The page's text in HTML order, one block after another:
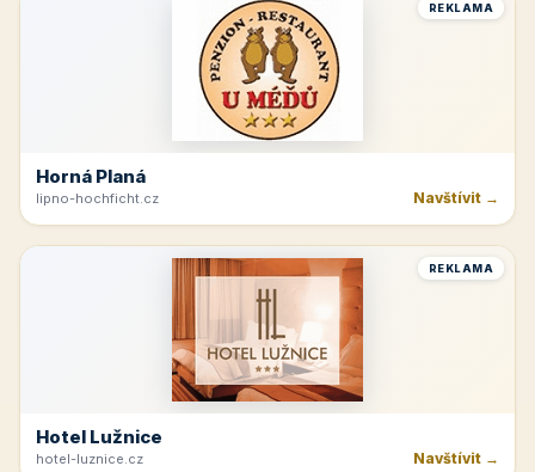
REKLAMA
Horná Planá
lipno-hochficht.cz Navštívit →
REKLAMA
Hotel Lužnice
hotel-luznice.cz Navštívit →